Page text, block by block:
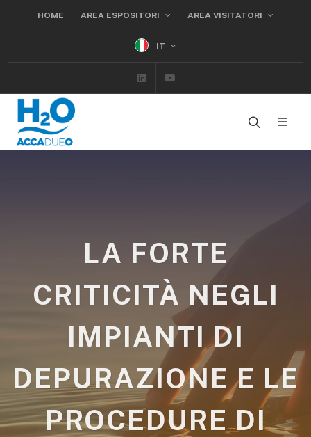
HOME AREA ESPOSITORI AREA VISITATORI
IT
Linkedin
LA FORTE
CRITICITÀ NEGLI
IMPIANTI DI
DEPURAZIONE E LE
PROCEDURE DI